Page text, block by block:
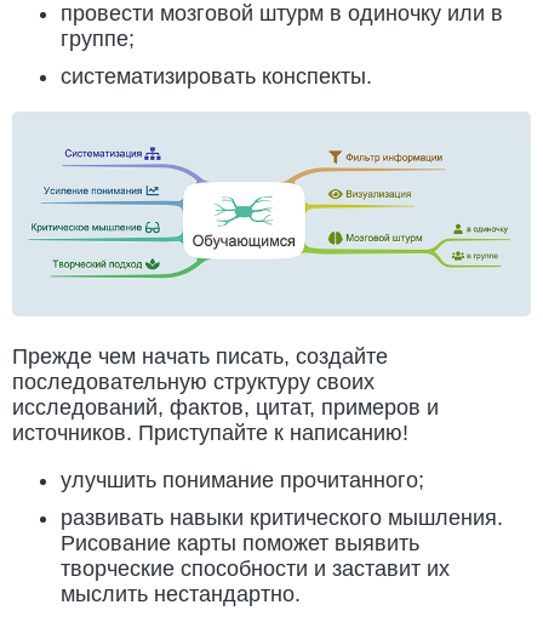
провести мозговой штурм в одиночку или в
группе;
систематизировать конспекты.
Прежде чем начать писать, создайте
последовательную структуру своих
исследований, фактов, цитат, примеров и
источников. Приступайте к написанию!
улучшить понимание прочитанного;
развивать навыки критического мышления.
Рисование карты поможет выявить
творческие способности и заставит их
мыслить нестандартно.